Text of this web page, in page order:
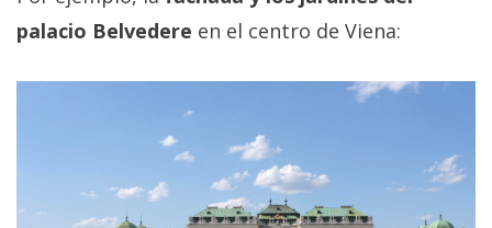
(CC) 2006-
2026.Algunos
reservados.
palacio Belvedere en el centro de Viena: